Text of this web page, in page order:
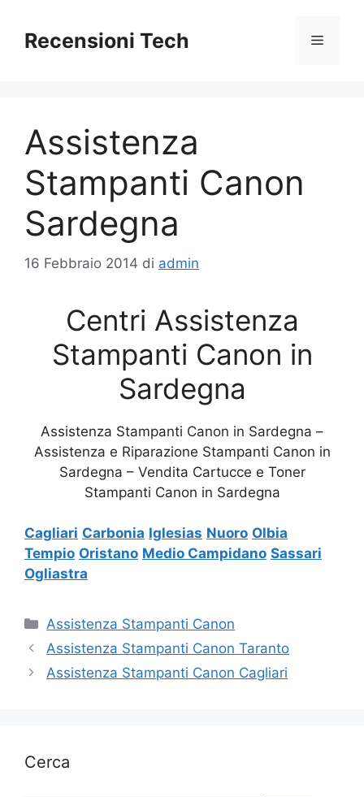
contenuto
Recensioni Tech Menu
Assistenza
Stampanti Canon
Sardegna
16 Febbraio 2014 di admin
Centri Assistenza
Stampanti Canon in
Sardegna
Assistenza Stampanti Canon in Sardegna –
Assistenza e Riparazione Stampanti Canon in
Sardegna – Vendita Cartucce e Toner
Stampanti Canon in Sardegna
Cagliari Carbonia Iglesias Nuoro Olbia
Tempio Oristano Medio Campidano Sassari
Ogliastra
Categorie
Assistenza Stampanti Canon
Assistenza Stampanti Canon Taranto
Assistenza Stampanti Canon Cagliari
Cerca